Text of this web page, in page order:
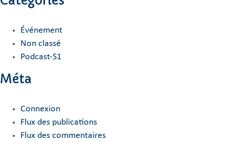
Événement
Non classé
Podcast-S1
Méta
Connexion
Flux des publications
Flux des commentaires